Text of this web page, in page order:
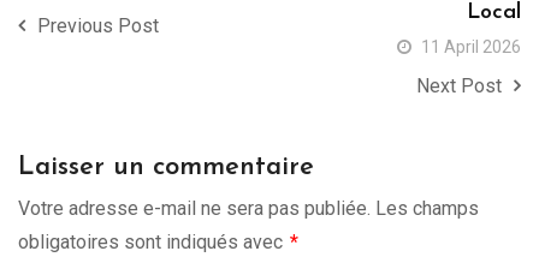
Previous Post
Local
11 April 2026
Next Post
Laisser un commentaire
Votre adresse e-mail ne sera pas publiée. Les champs
obligatoires sont indiqués avec *